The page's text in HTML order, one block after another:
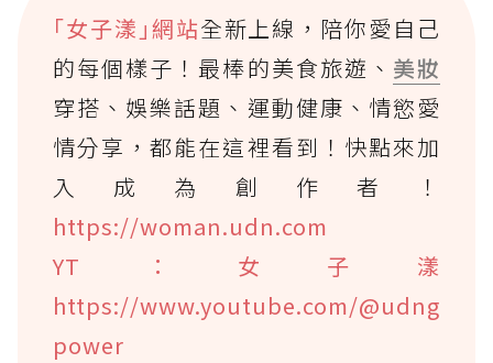
｢女子漾｣網站全新上線，陪你愛自己
的每個樣子！最棒的美食旅遊、 美妝
穿搭、娛樂話題、運動健康、情慾愛
情分享，都能在這裡看到！快點來加
入成為創作者！
https://woman.udn.com
YT：女子漾
https://www.youtube.com/@udng
power